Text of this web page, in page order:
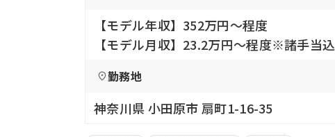
【モデル年収】352万円〜程度
【モデル月収】23.2万円〜程度※諸手当込
勤務地
神奈川県 小田原市 扇町1-16-35